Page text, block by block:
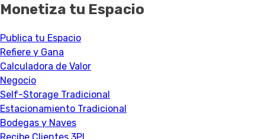
Monetiza tu Espacio
Publica tu Espacio
Refiere y Gana
Calculadora de Valor
Negocio
Self-Storage Tradicional
Estacionamiento Tradicional
Bodegas y Naves